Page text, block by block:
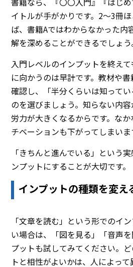
イトルが手がかりです。2〜3冊
ば、書籍Aではわからなかった内
解を深めることができるでしょう
入門レベルのインプットを終え
に向かうのは早計です。教材や
確認し、「半分くらいは知って
のを選びましょう。知らない内
労力が大きくなるからです。な
チベーションも下がってしまいま
「きちんと進んでいる」という
ンプットにすることが大切です。
インプットの種類を変え
「文章を読む」という形でのイ
い場合は、「図を見る」「音声
プットも試してみてください。
トと相性がよいかは、人によって